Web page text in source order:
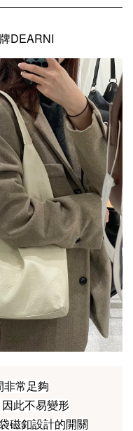
DEARNI
非常足夠
因此不易變形
磁釦設計的開關